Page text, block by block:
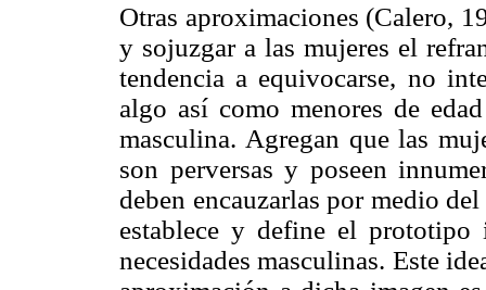
Otras aproximaciones (Calero,
y sojuzgar a las mujeres el
tendencia a equivocarse, no
algo así como menores de
masculina. Agregan que las
son perversas y poseen
deben encauzarlas por medio
establece y define el prototipo
necesidades masculinas. Este